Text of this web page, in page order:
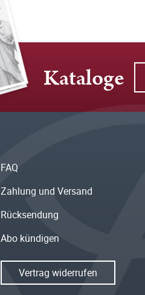
Kataloge
FAQ
Zahlung und Versand
Rücksendung
Abo kündigen
Vertrag widerrufen